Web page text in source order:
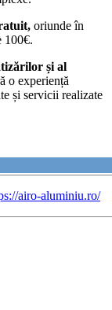
oriunde în
100€.
și al
o experiență
și servicii realizate
airo-aluminiu.ro/